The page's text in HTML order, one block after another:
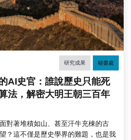
研究成果 秘書處
AI史官：誰說歷史只能死
法，解密大明王朝三百年
對著堆積如山、甚至汗牛充棟的古
？這不僅是歷史學界的難題，也是我